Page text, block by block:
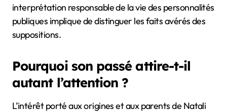
interprétation responsable de la vie des personnalités
publiques implique de distinguer les faits avérés des
suppositions.
Pourquoi son passé attire-t-il
autant l’attention ?
L’intérêt porté aux origines et aux parents de Natali